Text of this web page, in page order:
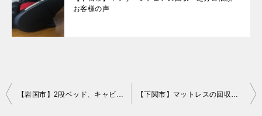
お客様の声
投
【岩国市】2段ベッド、キャビネット、布団などの回収 お客様の声 【下関市】マットレスの回収・処分 お客様の声